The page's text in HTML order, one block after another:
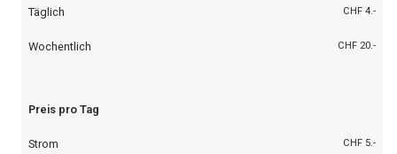
Täglich CHF 4.-
Wochentlich CHF 20.-
Preis pro Tag
Strom CHF 5.-